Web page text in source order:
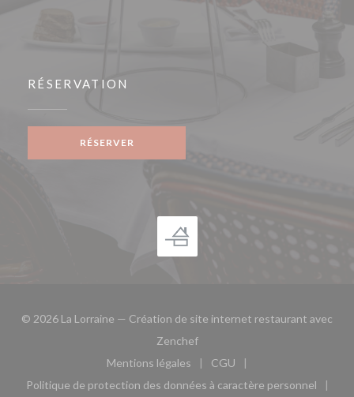
RÉSERVATION
RÉSERVER
© 2026 La Lorraine — Création de site internet restaurant avec
Zenchef((ouvre une nouvelle fenêtre))
Mentions légales
((ouvre une nouvelle fenêtre))
CGU
((ouvre une nouvelle
Politique de protection des données à caractère personnel
((ouvre une nouvelle fenêtre))